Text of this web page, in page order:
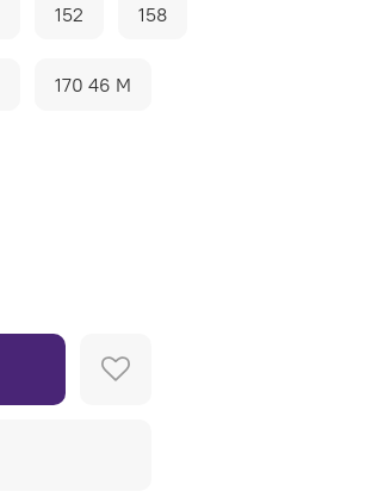
152 158
170 46 M